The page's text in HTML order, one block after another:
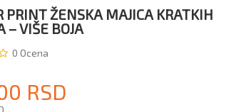
PRINT ŽENSKA MAJICA KRATKIH
– VIŠE BOJA
0 Ocena
RSD